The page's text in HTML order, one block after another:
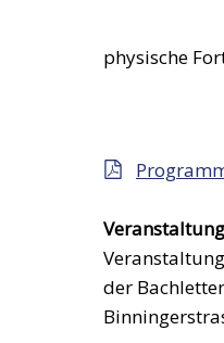
physische
der